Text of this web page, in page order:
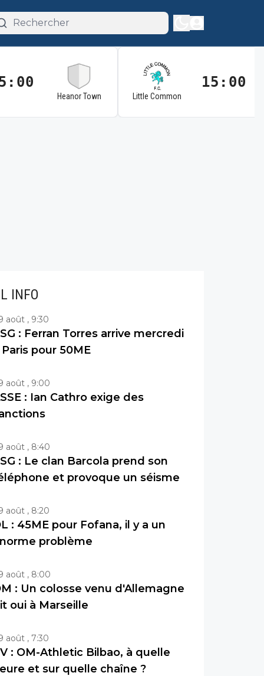
Heanor Town Little Common
15:00
INFO
août , 9:30
: Ferran Torres arrive mercredi
Paris pour 50ME
août , 9:00
: Ian Cathro exige des
août , 8:40
: Le clan Barcola prend son
et provoque un séisme
août , 8:20
: 45ME pour Fofana, il y a un
problème
août , 8:00
: Un colosse venu d'Allemagne
oui à Marseille
août , 7:30
: OM-Athletic Bilbao, à quelle
et sur quelle chaîne ?